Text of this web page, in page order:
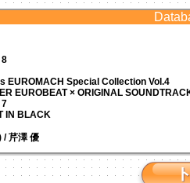
8
EUROMACH Special Collection Vol.4
EUROBEAT × ORIGINAL
7
IN BLACK
/ 芹澤 優